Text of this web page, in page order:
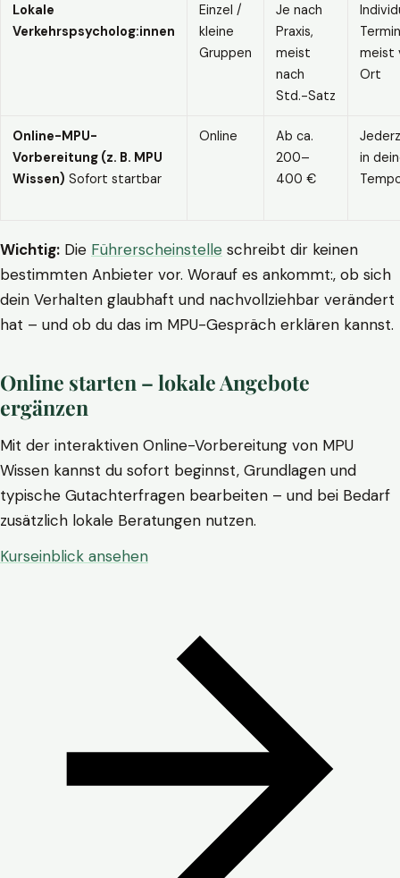
Lokale
Verkehrspsycholog:innen
Einzel /
kleine
Gruppen
Je nach
Praxis,
meist
nach
Std.-Satz
meist
Ort
Online-MPU-
Vorbereitung (z. B. MPU
Wissen) Sofort startbar
Online
Ab ca.
200–
400 €
in
Wichtig: Die Führerscheinstelle schreibt dir keinen
bestimmten Anbieter vor. Worauf es ankommt:, ob sich
dein Verhalten glaubhaft und nachvollziehbar verändert
hat – und ob du das im MPU-Gespräch erklären kannst.
Online starten – lokale Angebote
ergänzen
Mit der interaktiven Online-Vorbereitung von MPU
Wissen kannst du sofort beginnst, Grundlagen und
typische Gutachterfragen bearbeiten – und bei Bedarf
zusätzlich lokale Beratungen nutzen.
Kurseinblick ansehen